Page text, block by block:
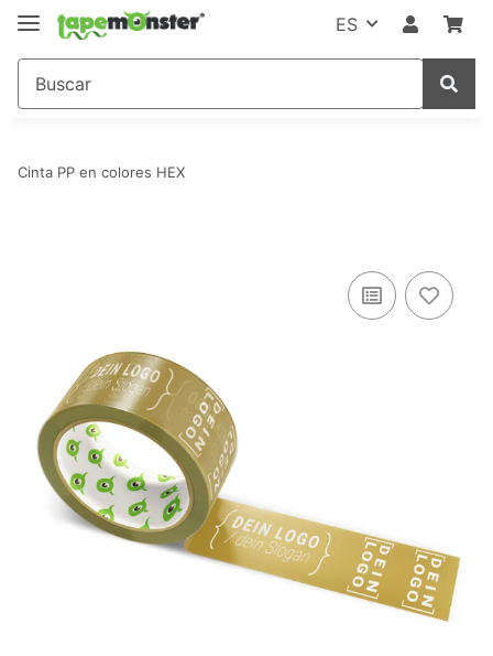
ES
Cinta PP en colores HEX